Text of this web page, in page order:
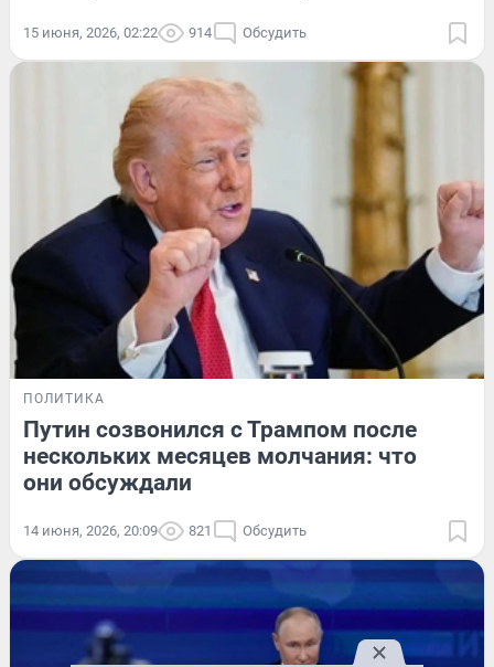
15 июня, 2026, 02:22 914 Обсудить
ПОЛИТИКА
Путин созвонился с Трампом после
нескольких месяцев молчания: что
они обсуждали
14 июня, 2026, 20:09 821 Обсудить